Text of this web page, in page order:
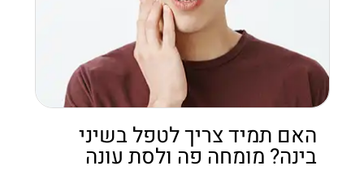
האם תמיד צריך לטפל בשיני
בינה? מומחה פה ולסת עונה